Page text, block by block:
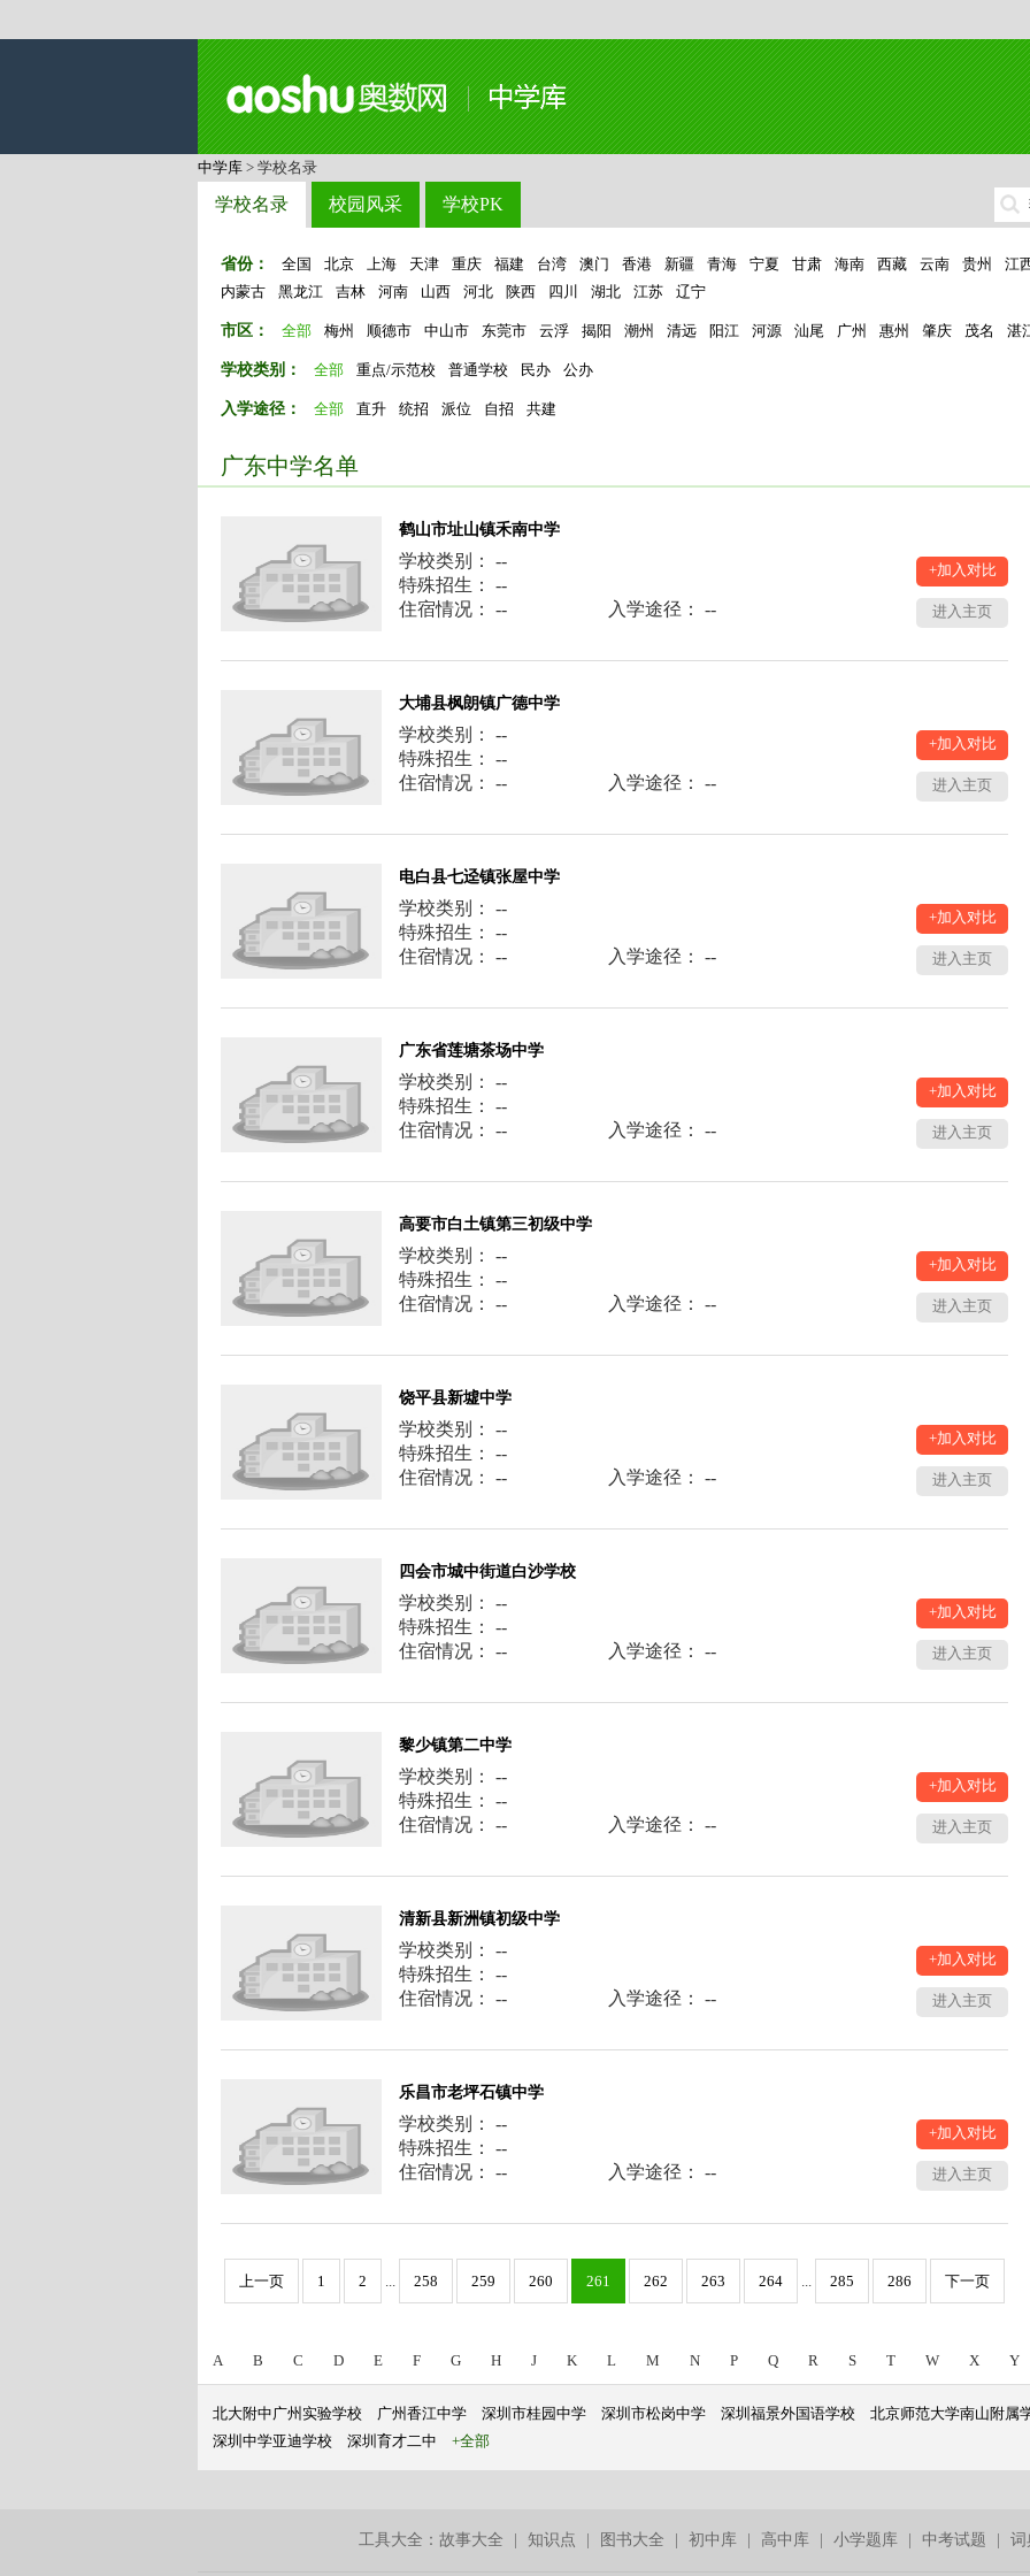
中学库 > 学校名录
学校名录 校园风采 学校PK
省份： 全国 北京 上海 天津 重庆 福建 台湾 澳门 香港 新疆 青海 宁夏 甘肃 海南 西藏 云南 贵州
江
内蒙古
黑龙江 吉林 河南 山西 河北 陕西 四川 湖北 江苏 辽宁
市区： 全部 梅州 顺德市 中山市 东莞市 云浮 揭阳 潮州 清远 阳江 河源 汕尾 广州 惠州 肇庆 茂名 湛
学校类别： 全部 重点/示范校 普通学校 民办 公办
入学途径： 全部 直升 统招 派位 自招 共建
广东中学名单
鹤山市址山镇禾南中学
学校类别： --
特殊招生： --
住宿情况： --
入学途径： --
+加入对比
进入主页
大埔县枫朗镇广德中学
学校类别： --
特殊招生： --
住宿情况： --
入学途径： --
+加入对比
进入主页
电白县七迳镇张屋中学
学校类别： --
特殊招生： --
住宿情况： --
入学途径： --
+加入对比
进入主页
广东省莲塘茶场中学
学校类别： --
特殊招生： --
住宿情况： --
入学途径： --
+加入对比
进入主页
高要市白土镇第三初级中学
学校类别： --
特殊招生： --
住宿情况： --
入学途径： --
+加入对比
进入主页
饶平县新墟中学
学校类别： --
特殊招生： --
住宿情况： --
入学途径： --
+加入对比
进入主页
四会市城中街道白沙学校
学校类别： --
特殊招生： --
住宿情况： --
入学途径： --
+加入对比
进入主页
黎少镇第二中学
学校类别： --
特殊招生： --
住宿情况： --
入学途径： --
+加入对比
进入主页
清新县新洲镇初级中学
学校类别： --
特殊招生： --
住宿情况： --
入学途径： --
+加入对比
进入主页
乐昌市老坪石镇中学
学校类别： --
特殊招生： --
住宿情况： --
入学途径： --
+加入对比
进入主页
上一页 1 2 ... 258 259 260 261 262 263 264 ... 285 286 下一页
A B C D E F G H J K L M N P Q R S T W X Y
北大附中广州实验学校 广州香江中学 深圳市桂园中学 深圳市松岗中学 深圳福景外国语学校
北京师范大学南山附属
深圳中学亚迪学校
深圳育才二中 +全部
工具大全： 故事大全 知识点 图书大全 初中库| 高中库| 小学题库| 中考试题 词